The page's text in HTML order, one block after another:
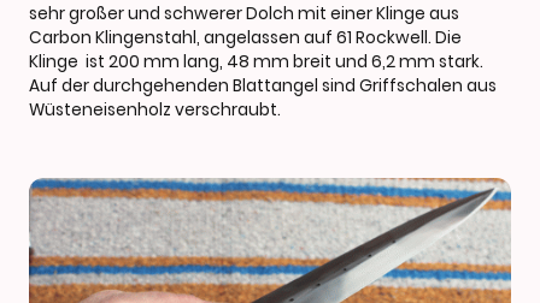
sehr großer und schwerer Dolch mit einer Klinge aus
Carbon Klingenstahl, angelassen auf 61 Rockwell. Die
Klinge ist 200 mm lang, 48 mm breit und 6,2 mm stark.
Auf der durchgehenden Blattangel sind Griffschalen aus
Wüsteneisenholz verschraubt.